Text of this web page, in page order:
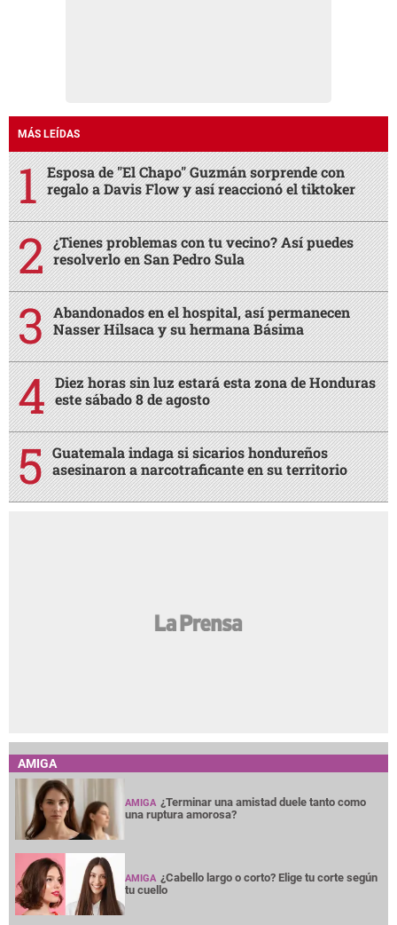
MÁS LEÍDAS
Esposa de "El Chapo" Guzmán sorprende con
regalo a Davis Flow y así reaccionó el tiktoker
¿Tienes problemas con tu vecino? Así puedes
resolverlo en San Pedro Sula
Abandonados en el hospital, así permanecen
Nasser Hilsaca y su hermana Básima
Diez horas sin luz estará esta zona de Honduras
este sábado 8 de agosto
Guatemala indaga si sicarios hondureños
asesinaron a narcotraficante en su territorio
AMIGA
AMIGA ¿Terminar una amistad duele tanto como
una ruptura amorosa?
AMIGA ¿Cabello largo o corto? Elige tu corte según
tu cuello